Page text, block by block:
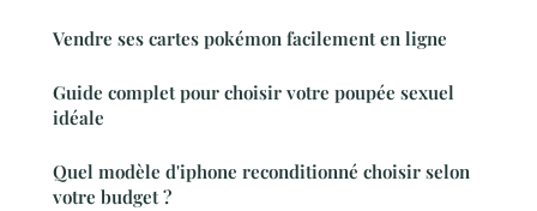
Vendre ses cartes pokémon facilement en ligne
Guide complet pour choisir votre poupée sexuel
idéale
Quel modèle d'iphone reconditionné choisir selon
votre budget ?